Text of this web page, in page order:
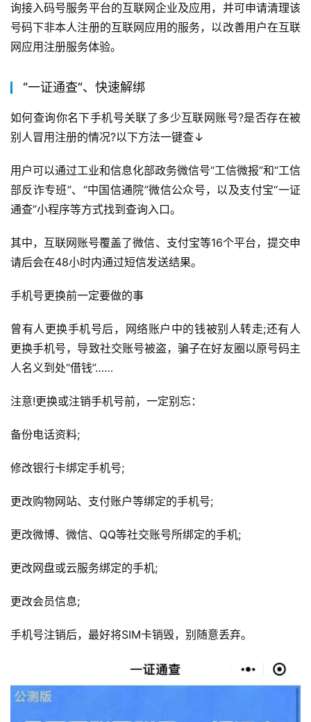
询接入码号服务平台的互联网企业及应用，并可申请清理该
号码下非本人注册的互联网应用的服务，以改善用户在互联
网应用注册服务体验。
“一证通查”、快速解绑
如何查询你名下手机号关联了多少互联网账号?是否存在被
别人冒用注册的情况?以下方法一键查↓
用户可以通过工业和信息化部政务微信号“工信微报”和“工信
部反诈专班”、“中国信通院”微信公众号，以及支付宝“一证
通查”小程序等方式找到查询入口。
其中，互联网账号覆盖了微信、支付宝等16个平台，提交申
请后会在48小时内通过短信发送结果。
手机号更换前一定要做的事
曾有人更换手机号后，网络账户中的钱被别人转走;还有人
更换手机号，导致社交账号被盗，骗子在好友圈以原号码主
人名义到处“借钱”……
注意!更换或注销手机号前，一定别忘：
备份电话资料;
修改银行卡绑定手机号;
更改购物网站、支付账户等绑定的手机号;
更改微博、微信、QQ等社交账号所绑定的手机;
更改网盘或云服务绑定的手机;
更改会员信息;
手机号注销后，最好将SIM卡销毁，别随意丢弃。